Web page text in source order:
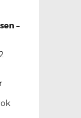
–